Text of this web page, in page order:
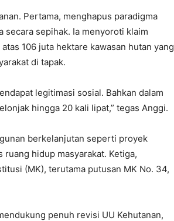
Pertama, menghapus paradigma
secara sepihak. Ia menyoroti klaim
106 juta hektare kawasan hutan yang
di tapak.
legitimasi sosial. Bahkan dalam
hingga 20 kali lipat,” tegas Anggi.
berkelanjutan seperti proyek
hidup masyarakat. Ketiga,
(MK), terutama putusan MK No. 34,
penuh revisi UU Kehutanan,